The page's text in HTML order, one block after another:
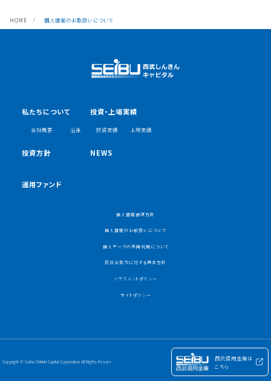
HOME 個人情報のお取扱いについて
私たちについて
会社概要 沿革
投資・上場実績
投資実績 上場実績
投資方針 NEWS
運用ファンド
個人情報保護方針
個人情報のお取扱いについて
個人データの共同利用について
反社会勢力に対する基本方針
ハラスメントポリシー
サイトポリシー
Copyright © Seibu Shinkin Capital Corporation All Rights Reserv
西武信用金庫は
こちら